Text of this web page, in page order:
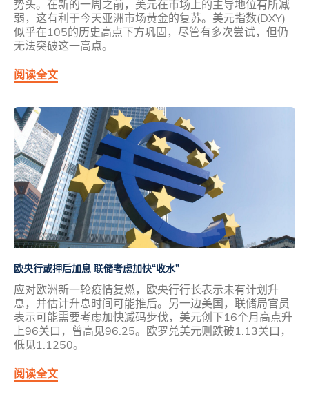
势头。在新的一周之前，美元在市场上的主导地位有所减
弱，这有利于今天亚洲市场黄金的复苏。美元指数(DXY)
似乎在105的历史高点下方巩固，尽管有多次尝试，但仍
无法突破这一高点。
阅读全文
欧央行或押后加息 联储考虑加快“收水”
应对欧洲新一轮疫情复燃，欧央行行长表示未有计划升
息，并估计升息时间可能推后。另一边美国，联储局官员
表示可能需要考虑加快减码步伐，美元创下16个月高点升
上96关口，曾高见96.25。欧罗兑美元则跌破1.13关口，
低见1.1250。
阅读全文